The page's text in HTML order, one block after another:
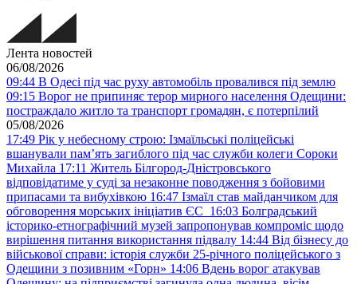
Лента новостей
06/08/2026
09:44 В Одесі під час руху автомобіль провалився під землю
09:15 Ворог не припиняє терор мирного населення Одещини:
постраждало житло та транспорт громадян, є потерпілий
05/08/2026
17:49 Рік у небесному строю: Ізмаїльські поліцейські
вшанували пам’ять загиблого під час служби колеги Сороки
Михайла 17:11 Житель Білгород-Дністровського
відповідатиме у суді за незаконне поводження з бойовими
припасами та вибухівкою 16:47 Ізмаїл став майданчиком для
обговорення морських ініціатив ЄС 16:03 Болградський
історико-етнографічний музей запропонував компроміс щодо
вирішення питання використання підвалу 14:44 Від бізнесу до
військової справи: історія служби 25-річного поліцейського з
Одещини з позивним «Горн» 14:06 Вдень ворог атакував